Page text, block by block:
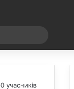
учасників